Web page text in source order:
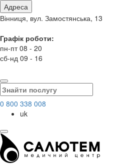
Адреса
Вінниця, вул. Замостянська, 13
Графік роботи:
пн-пт 08 - 20
сб-нд 09 - 16
0 800 338 008
uk